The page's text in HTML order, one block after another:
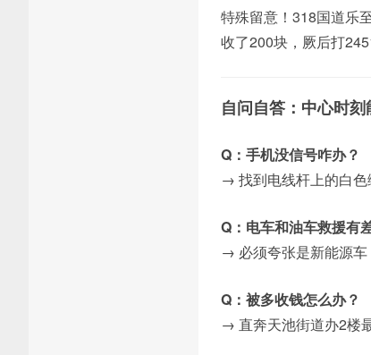
特殊留意！318国道乐
收了200块，厥后打
自问自答：中心时
Q：手机没信号咋办？
→ 找到电线杆上的白
Q：电车和油车救援有
→ 必须夸张是新能源车
Q：被多收钱怎么办？
→ 直奔天池街道办2楼